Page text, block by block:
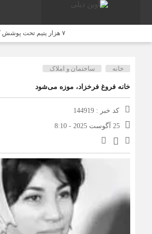
خانه ساختمان و املاک
خانه فروغ فرخزاد، موزه می‌شود
کد خبر : 144919
25 آگوست 2025 - 8:10